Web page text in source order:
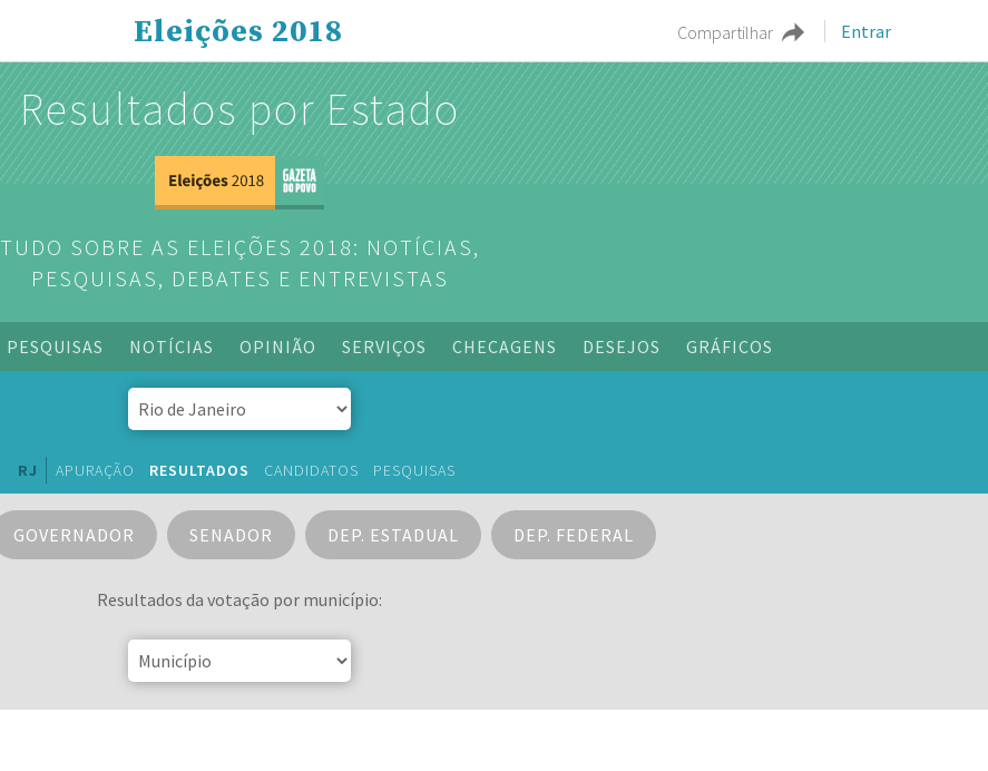
Compartilhar Entrar
Eleições 2018
Resultados por Estado
TUDO SOBRE AS ELEIÇÕES 2018: NOTÍCIAS,
PESQUISAS, DEBATES E ENTREVISTAS
PESQUISAS NOTÍCIAS OPINIÃO SERVIÇOS CHECAGENS DESEJOS GRÁFICOS
RJ APURAÇÃO RESULTADOS CANDIDATOS PESQUISAS
GOVERNADOR SENADOR DEP. ESTADUAL DEP. FEDERAL
Resultados da votação por município: